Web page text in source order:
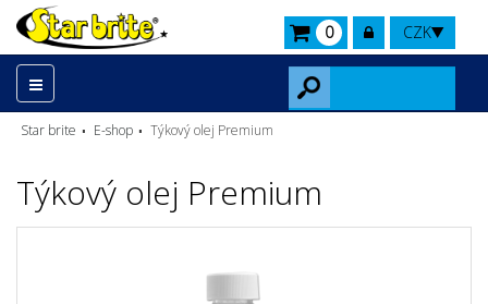
CZK
0
Star brite E-shop Týkový olej Premium
Týkový olej Premium